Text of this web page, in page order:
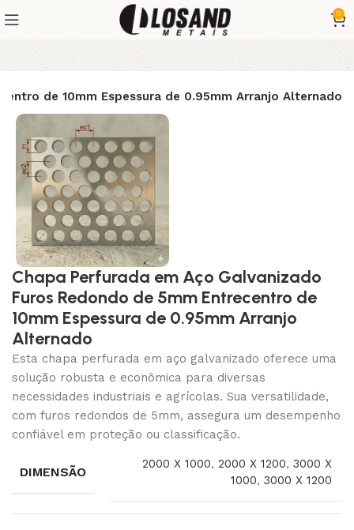
0
de 10mm Espessura de 0.95mm Arranjo Alternado
Chapa Perfurada em Aço Galvanizado
Furos Redondo de 5mm Entrecentro de
10mm Espessura de 0.95mm Arranjo
Alternado
Esta chapa perfurada em aço galvanizado oferece uma
solução robusta e econômica para diversas
necessidades industriais e agrícolas. Sua versatilidade,
com furos redondos de 5mm, assegura um desempenho
confiável em proteção ou classificação.
DIMENSÃO
2000 X 1000,2000 X 1200,3000 X
1000,3000 X 1200